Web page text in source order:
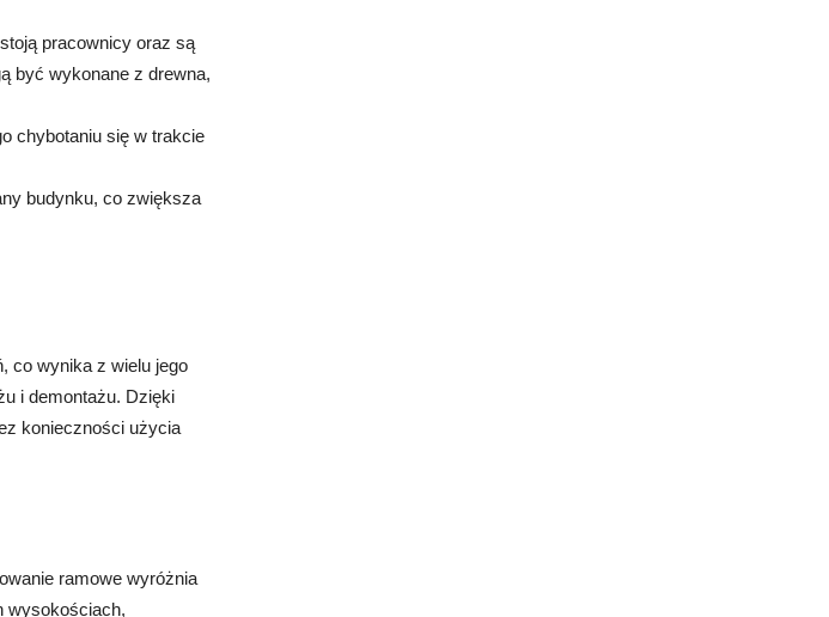
pracownicy oraz są
być wykonane z drewna,
chybotaniu się w trakcie
budynku, co zwiększa
co wynika z wielu jego
i demontażu. Dzięki
konieczności użycia
ramowe wyróżnia
wysokościach,